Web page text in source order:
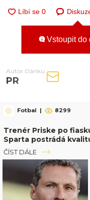
Vstoupit do
Autor článku
PR
Fotbal | 8299
Trenér Priske po
Sparta postrádá
ČÍST DÁLE